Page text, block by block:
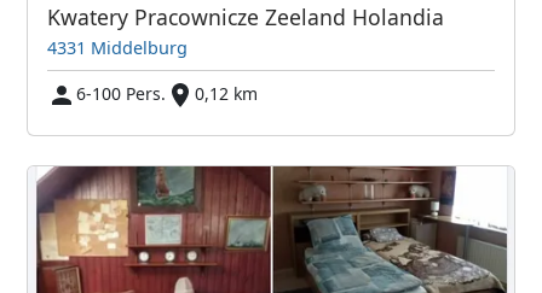
Kwatery Pracownicze Zeeland Holandia
4331 Middelburg
6-100 Pers.
0,12 km